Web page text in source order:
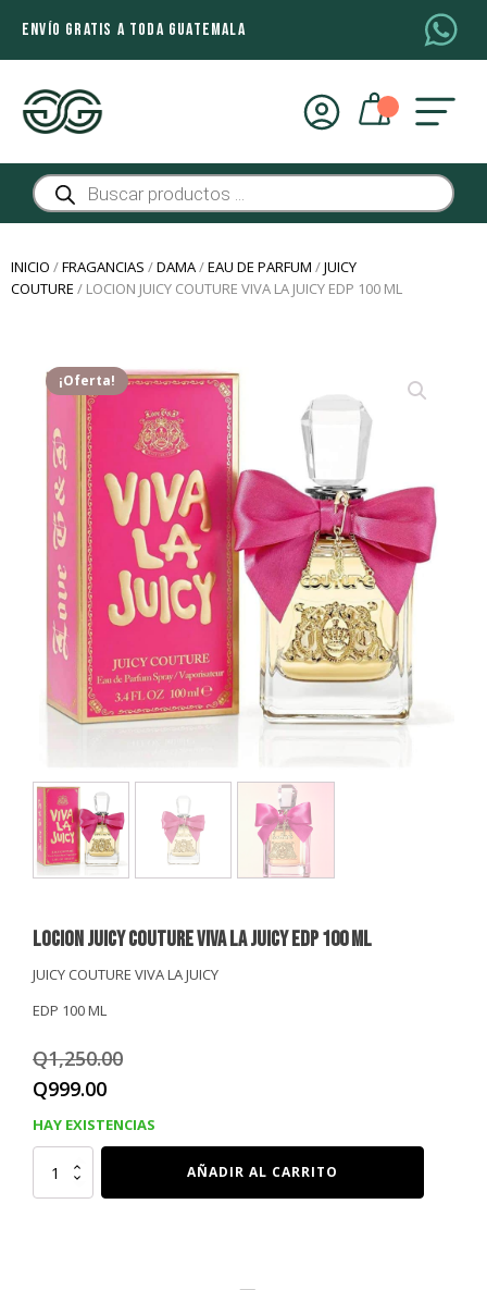
ENVÍO GRATIS A TODA GUATEMALA
Búsqueda
de
productos
INICIO /FRAGANCIAS /DAMA/EAU DE PARFUM /JUICY
COUTURE / LOCION JUICY COUTURE VIVA LA JUICY EDP 100 ML
¡Oferta!
LOCION JUICY COUTURE VIVA LA JUICY EDP 100 ml
JUICY COUTURE VIVA LA JUICY
EDP 100 ML
Q1,250.00
El
precio
original
era:
Q999.00El
precio
actual
HAY EXISTENCIAS
LOCION
JUICY
VIVA
AÑADIR AL CARRITO